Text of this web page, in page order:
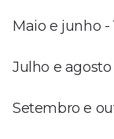
Maio e junho -
Julho e agosto
Setembro e